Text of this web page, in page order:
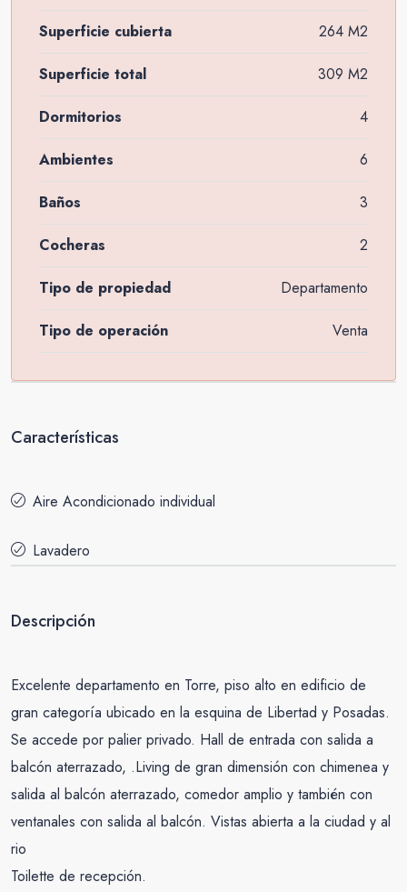
Superficie cubierta 264 M2
Superficie total 309 M2
Dormitorios 4
Ambientes 6
Baños 3
Cocheras 2
Tipo de propiedad Departamento
Tipo de operación Venta
Características
Aire Acondicionado individual
Lavadero
Descripción
Excelente departamento en Torre, piso alto en edificio de
gran categoría ubicado en la esquina de Libertad y Posadas.
Se accede por palier privado. Hall de entrada con salida a
balcón aterrazado, .Living de gran dimensión con chimenea y
salida al balcón aterrazado, comedor amplio y también con
ventanales con salida al balcón. Vistas abierta a la ciudad y al
rio
Toilette de recepción.